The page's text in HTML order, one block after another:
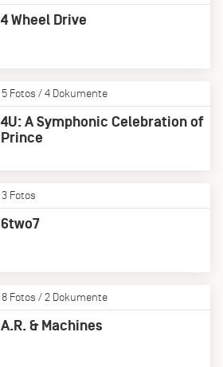
4 Wheel Drive
5 Fotos / 4 Dokumente
4U: A Symphonic Celebration of
Prince
3 Fotos
6two7
8 Fotos / 2 Dokumente
A.R. & Machines